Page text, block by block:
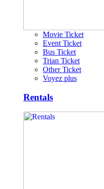
Movie Ticket
Event Ticket
Bus Ticket
Trian Ticket
Other Ticket
Voyez plus
Rentals